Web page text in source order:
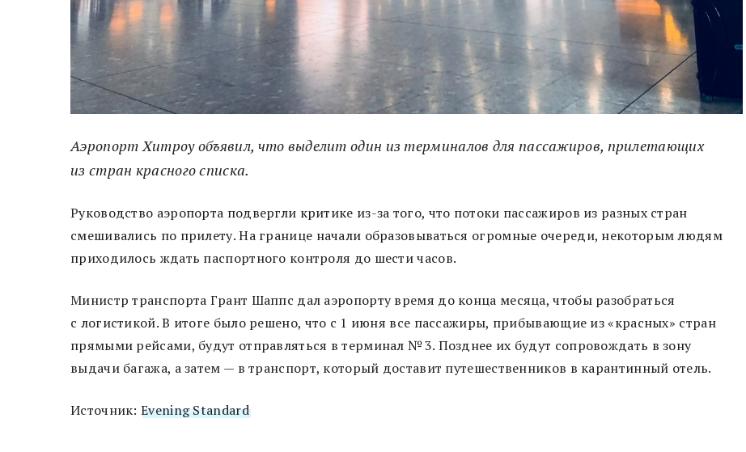
Аэропорт Хитроу объявил, что выделит один из терминалов для пассажиров, прилетающих
из стран красного списка.
Руководство аэропорта подвергли критике из-за того, что потоки пассажиров из разных стран
смешивались по прилету. На границе начали образовываться огромные очереди, некоторым людям
приходилось ждать паспортного контроля до шести часов.
Министр транспорта Грант Шаппс дал аэропорту время до конца месяца, чтобы разобраться
с логистикой. В итоге было решено, что с 1 июня все пассажиры, прибывающие из «красных» стран
прямыми рейсами, будут отправляться в терминал № 3. Позднее их будут сопровождать в зону
выдачи багажа, а затем — в транспорт, который доставит путешественников в карантинный отель.
Источник: Evening Standard